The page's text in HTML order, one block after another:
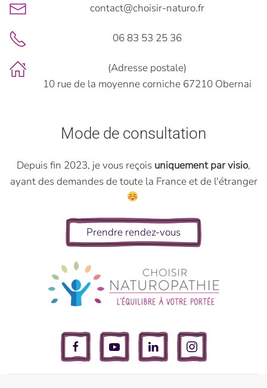
contact@choisir-naturo.fr
06 83 53 25 36
(Adresse postale)
10 rue de la moyenne corniche 67210 Obernai
Mode de consultation
Depuis fin 2023, je vous reçois uniquement par visio,
ayant des demandes de toute la France et de l'étranger
Prendre rendez-vous